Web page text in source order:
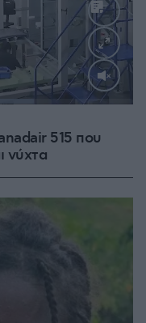
515 που
νύχτα